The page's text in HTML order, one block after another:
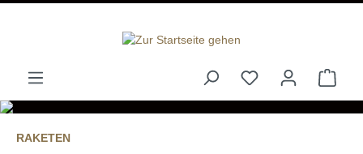
RAKETEN